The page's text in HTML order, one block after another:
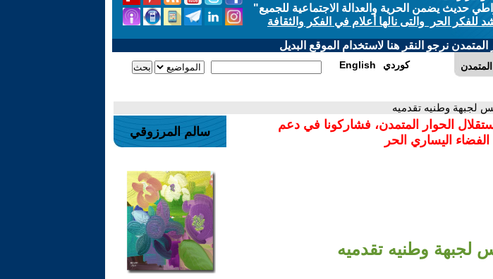
حديث يضمن الحرية والعدالة الاجتماعية للجميع"
للفكر الحر والتى نالها أعلام في الفكر والثقافة
نرجو النقر هنا لاستخدام الموقع البديل
المتمدن English كوردي
لجبهة وطنيه تقدميه
الحوار المتمدن، فشاركونا في دعم
اليساري الحر
لجبهة وطنيه تقدميه
سالم المرزوقي